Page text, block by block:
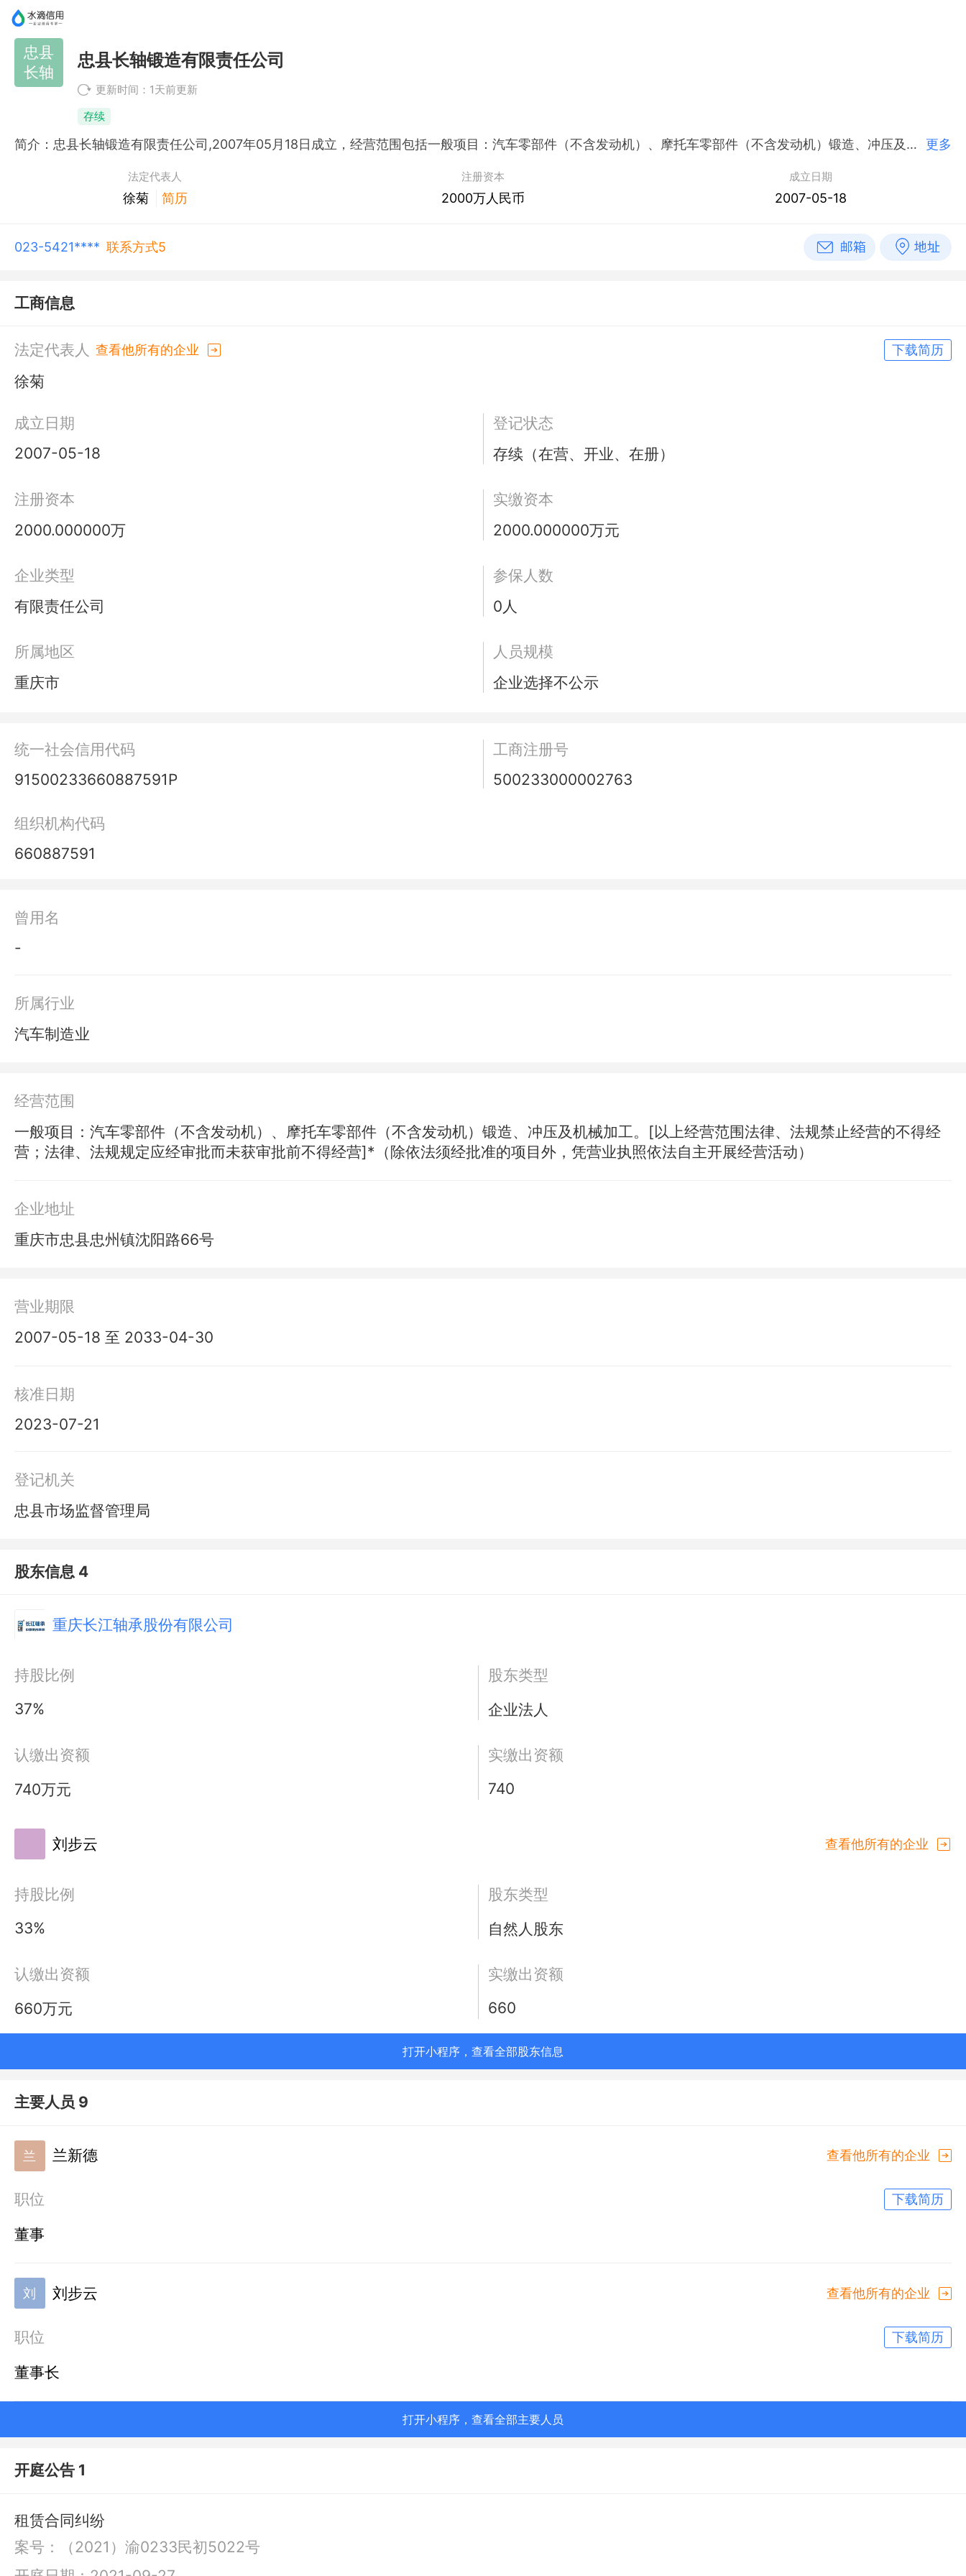
忠县
长轴
忠县长轴锻造有限责任公司
更新时间：1天前更新
存续
简介：忠县长轴锻造有限责任公司,2007年05月18日成立，经营范围包括一般项目：汽车零部件（不含发动机）、摩托车零部件（不含发动机）锻造、冲压及机械加工。[以上经营范围法律、法规禁止经营的不得经营；法律、法规规定应经审批而未获审批前不得经营]*（除依法须经批准的项目外，凭营业执照依法自主开展经营活动） 更多
法定代表人
徐菊 简历
注册资本
2000万人民币
成立日期
2007-05-18
023-5421**** 联系方式5
工商信息
法定代表人 查看他所有的企业 下载简历
徐菊
成立日期
2007-05-18
登记状态
存续（在营、开业、在册）
注册资本
2000.000000万
实缴资本
2000.000000万元
企业类型
有限责任公司
参保人数
0人
所属地区
重庆市
人员规模
企业选择不公示
统一社会信用代码
91500233660887591P
工商注册号
500233000002763
组织机构代码
660887591
曾用名
-
所属行业
汽车制造业
经营范围
一般项目：汽车零部件（不含发动机）、摩托车零部件（不含发动机）锻造、冲压及机械加工。[以上经营范围法律、法规禁止经营的不得经
营；法律、法规规定应经审批而未获审批前不得经营]*（除依法须经批准的项目外，凭营业执照依法自主开展经营活动）
企业地址
重庆市忠县忠州镇沈阳路66号
营业期限
2007-05-18 至 2033-04-30
核准日期
2023-07-21
登记机关
忠县市场监督管理局
股东信息 4
重庆长江轴承股份有限公司
持股比例
37%
股东类型
企业法人
认缴出资额
740万元
实缴出资额
740
刘步云 查看他所有的企业
持股比例
33%
股东类型
自然人股东
认缴出资额
660万元
实缴出资额
660
打开小程序，查看全部股东信息
主要人员 9
兰 兰新德 查看他所有的企业
职位 下载简历
董事
刘 刘步云 查看他所有的企业
职位 下载简历
董事长
打开小程序，查看全部主要人员
开庭公告 1
租赁合同纠纷
案号：
（2021）渝0233民初5022号